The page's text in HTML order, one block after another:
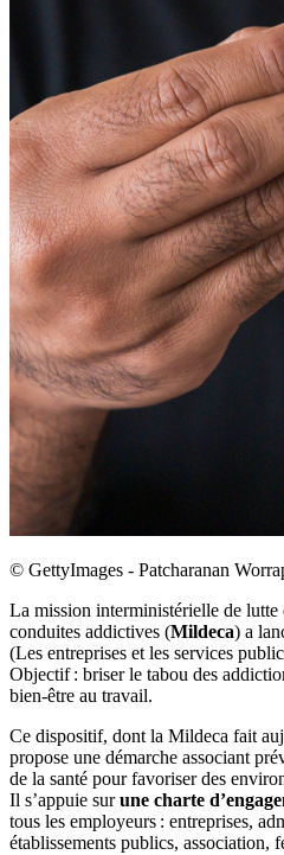
© GettyImages - Patcharanan
La mission interministérielle de lutte
conduites addictives (Mildeca) a
(Les entreprises et les services
Objectif : briser le tabou des
bien-être au travail.
Ce dispositif, dont la Mildeca fait
propose une démarche associant
de la santé pour favoriser des
Il s’appuie surune charte
tous les employeurs : entreprises,
établissements publics, association,